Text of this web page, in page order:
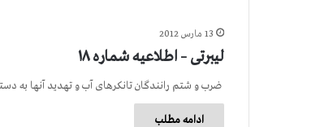
13 مارس 2012
لیبرتی – اطلاعیه شماره ۱۸
ضرب و شتم رانندگان تانکرهای آب و تهدید آنها به
ادامه مطلب